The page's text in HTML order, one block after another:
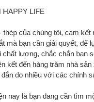
của chúng tôi, cam kết
mà bạn cần giải quyết,
lượng, chắc chắn bạn
kết đến hàng trăm nhà
đo nhiều với các chính
nay là bạn đang cần tìm